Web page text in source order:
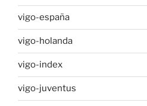
vigo-españa
vigo-holanda
vigo-index
vigo-juventus